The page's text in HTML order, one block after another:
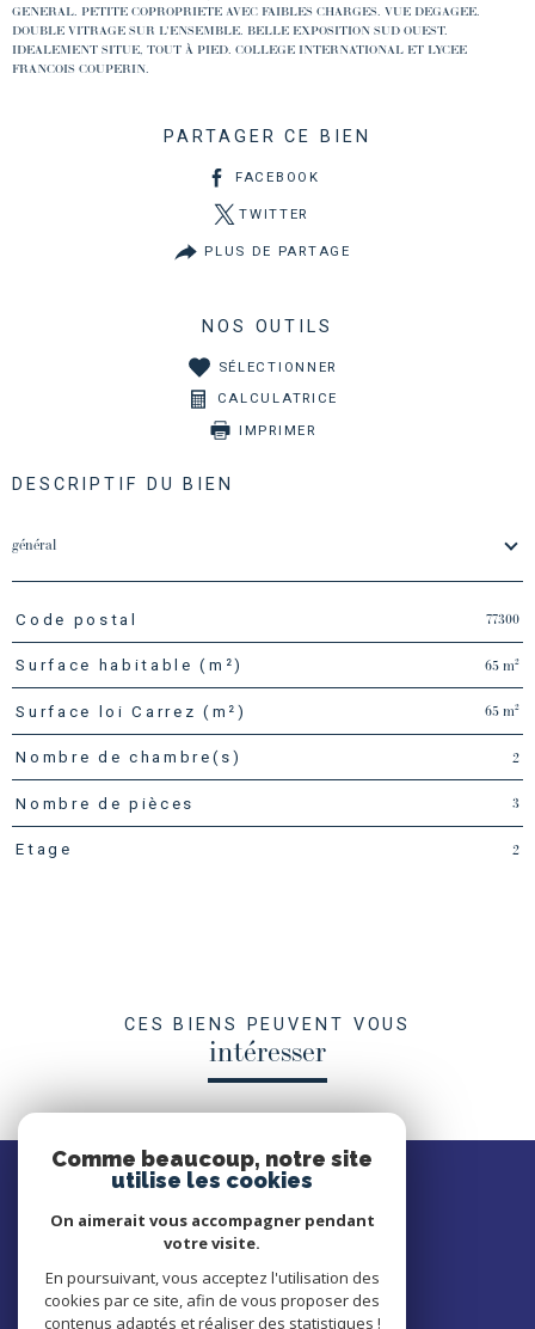
GENERAL. PETITE COPROPRIETE AVEC FAIBLES CHARGES. VUE DEGAGEE.
DOUBLE VITRAGE SUR L'ENSEMBLE. BELLE EXPOSITION SUD OUEST.
IDEALEMENT SITUE, TOUT À PIED. COLLEGE INTERNATIONAL ET LYCEE
FRANCOIS COUPERIN.
PARTAGER CE BIEN
FACEBOOK
TWITTER
PLUS DE PARTAGE
NOS OUTILS
SÉLECTIONNER
CALCULATRICE
IMPRIMER
DESCRIPTIF DU BIEN
général
TRAD_PAMPERO_Caracteristique
Code postal 77300
Surface habitable (m²) 65 m²
Surface loi Carrez (m²) 65 m²
Nombre de chambre(s) 2
Nombre de pièces 3
Etage 2
CES BIENS PEUVENT VOUS
intéresser
SE
ESPACE PROPRIÉTAIRE
NOUS
Comme beaucoup, notre site
utilise les cookies
On aimerait vous accompagner pendant
votre visite.
En poursuivant, vous acceptez l'utilisation des
cookies par ce site, afin de vous proposer des
contenus adaptés et réaliser des statistiques !